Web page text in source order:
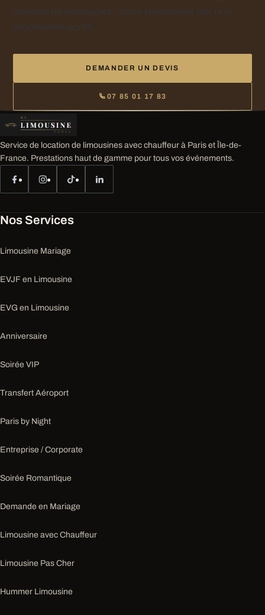
DEMANDER UN DEVIS
07 85 01 17 83
Service de location de limousines avec chauffeur à Paris et Île-de-
France. Prestations haut de gamme pour tous vos événements.
Nos Services
Limousine Mariage
EVJF en Limousine
EVG en Limousine
Anniversaire
Soirée VIP
Transfert Aéroport
Paris by Night
Entreprise / Corporate
Soirée Romantique
Demande en Mariage
Limousine avec Chauffeur
Limousine Pas Cher
Hummer Limousine